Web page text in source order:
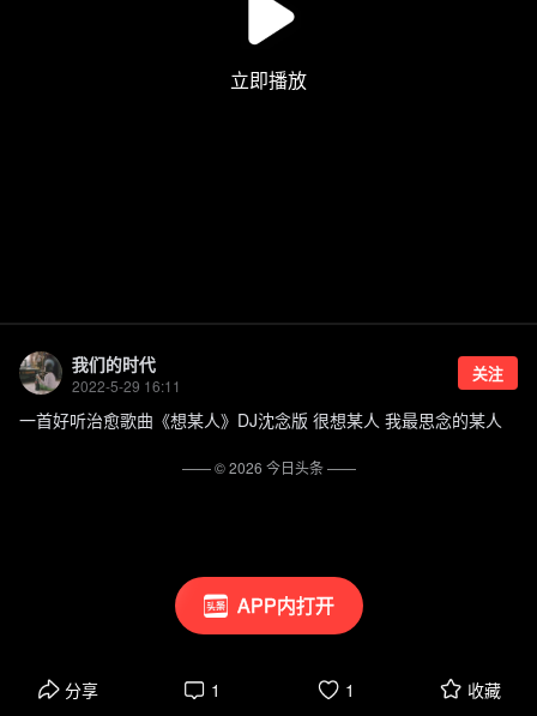
APP内打开
我们的时代
2022-5-29 16:11
关注
一首好听治愈歌曲《想某人》DJ沈念版 很想某人 我最思念的某人
分享 1 1 收藏
—— ©2026 今日头条——